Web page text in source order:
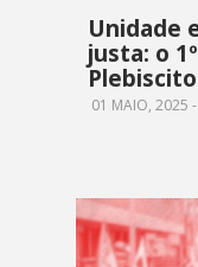
Unidade
justa: o
01 MAIO, 2025